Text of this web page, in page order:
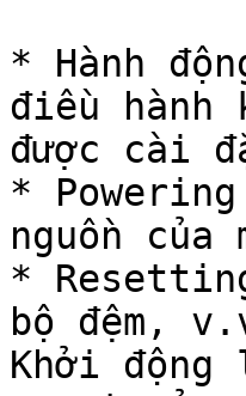
* Hành
điều hành
được cài
*
nguồn
*
bộ đệm,
Khởi